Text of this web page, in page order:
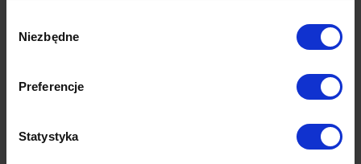
zgody
Niezbędne
Preferencje
Statystyka
Detailing wodny Podkarpacie
- zabezpieczenie linii wodnej